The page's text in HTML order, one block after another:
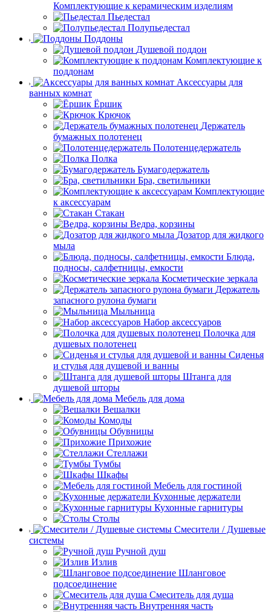
Комплектующие к керамическим изделиям
Пьедестал
Полупьедестал
Поддоны
Душевой поддон
Комплектующие к
поддонам
Аксессуары для
ванных комнат
Ёршик
Крючок
Держатель
бумажных полотенец
Полотенцедержатель
Полка
Бумагодержатель
Бра, светильники
Комплектующие
к аксессуарам
Стакан
Ведра, корзины
Дозатор для жидкого
мыла
Блюда,
подносы, салфетницы, емкости
Косметические зеркала
Держатель
запасного рулона бумаги
Мыльница
Набор аксессуаров
Полочка для
душевых полотенец
Сиденья
и стулья для душевой и ванны
Штанга для
душевой шторы
Мебель для дома
Вешалки
Комоды
Обувницы
Прихожие
Стеллажи
Тумбы
Шкафы
Мебель для гостиной
Кухонные держатели
Кухонные гарнитуры
Столы
Смесители / Душевые
системы
Ручной душ
Излив
Шланговое
подсоединение
Смеситель для душа
Внутренняя часть